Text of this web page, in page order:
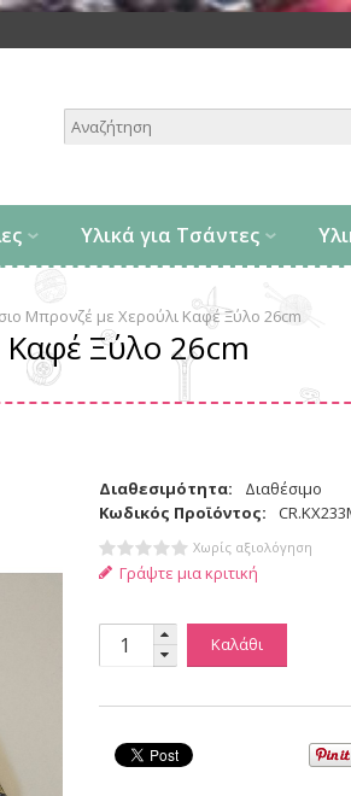
Υλικά για Τσάντες
Μπρονζέ με Χερούλι Καφέ Ξύλο 26cm
Ξύλο 26cm
Διαθεσιμότητα:
Διαθέσιμο
Κωδικός Προϊόντος:
Χωρίς αξιολόγηση
Γράψτε μια κριτική
Καλάθι